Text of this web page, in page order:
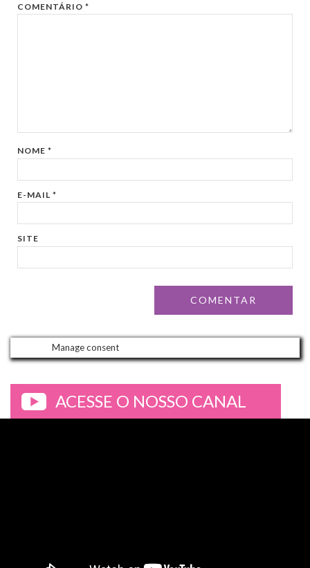
COMENTÁRIO*
NOME*
E-MAIL*
SITE
Manage consent
ACESSE O NOSSO CANAL